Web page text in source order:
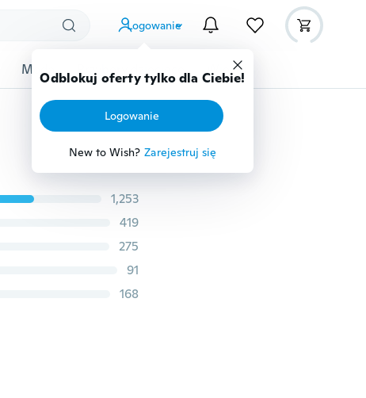
Logowanie
Odblokuj oferty tylko dla Ciebie!
Logowanie
New to Wish? Zarejestruj się
Moda Przybory dziecięce Więcej
1,253
419
275
91
168